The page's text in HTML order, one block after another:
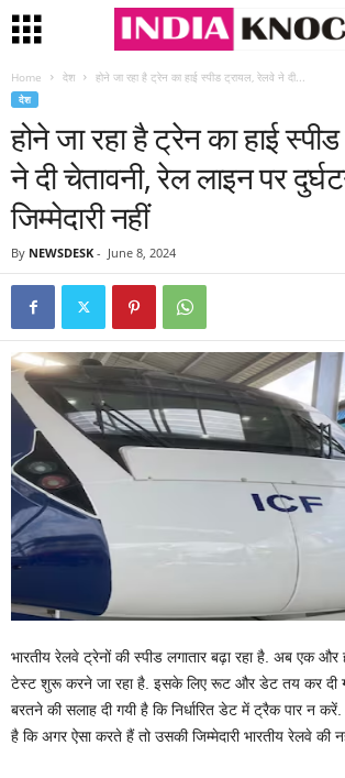
Home देश होने जा रहा है ट्रेन का हाई स्पीड ट्रायल, रेलवे ने दी...
देश
होने जा रहा है ट्रेन का हाई
ने दी चेतावनी, रेल लाइन पर
जिम्‍मेदारी नहीं
By NEWSDESK - June 8, 2024
भारतीय रेलवे ट्रेनों की स्‍पीड लगातार बढ़ा रहा है. अब एक और
टेस्‍ट शुरू करने जा रहा है. इसके लिए रूट और डेट तय कर दी
बरतने की सलाह दी गयी है कि निर्धारित डेट में ट्रैक पार न करें.
है कि अगर ऐसा करते हैं तो उसकी जिम्‍मेदारी भारतीय रेलवे की